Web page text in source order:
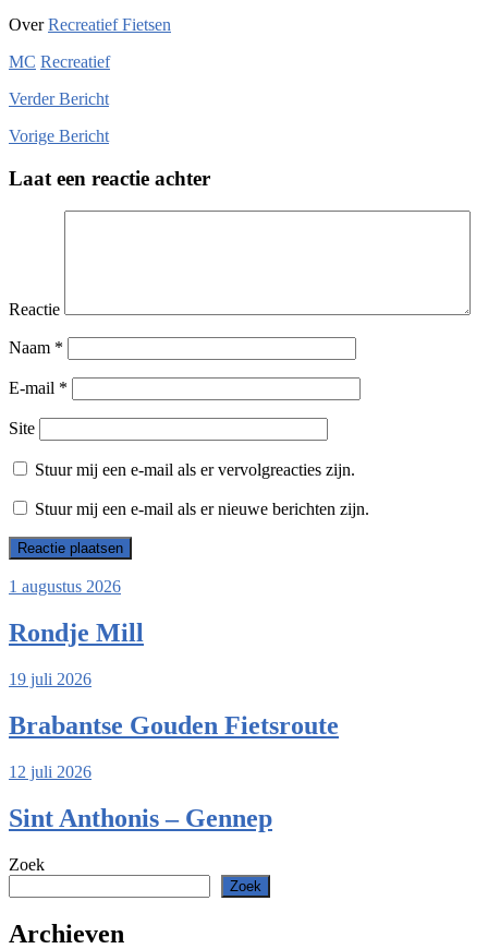
OverRecreatief Fietsen
MC Recreatief
VerderBericht
Vorige Bericht
Laat een reactie achter
Reactie
Naam *
E-mail *
Site
Stuur mij een e-mail als er vervolgreacties zijn.
Stuur mij een e-mail als er nieuwe berichten zijn.
1 augustus 2026
Rondje Mill
19 juli 2026
Brabantse Gouden Fietsroute
12 juli 2026
Sint Anthonis – Gennep
Zoek
Zoek
Archieven